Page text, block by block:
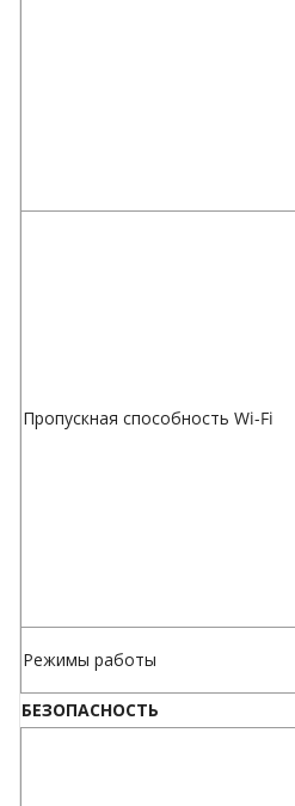
Пропускная способность Wi-Fi
Режимы работы
БЕЗОПАСНОСТЬ